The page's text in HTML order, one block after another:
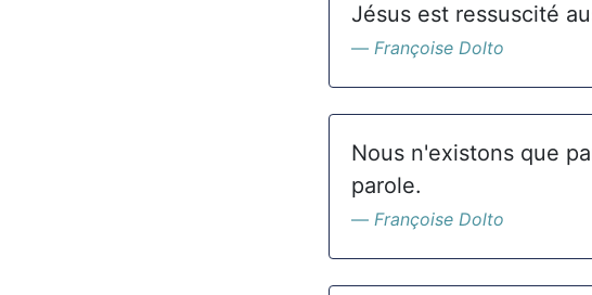
Jésus est ressuscité
Françoise Dolto
Nous n'existons que
parole.
Françoise Dolto